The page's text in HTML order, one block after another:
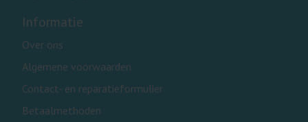
Informatie
Over ons
Algemene voorwaarden
Contact- en reparatieformulier
Betaalmethoden